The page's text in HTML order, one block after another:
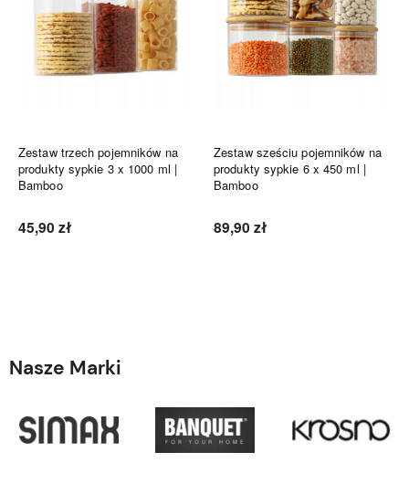
Zestaw trzech pojemników na
produkty sypkie 3 x 1000 ml |
Bamboo
45,90 zł
Zestaw sześciu pojemników na
produkty sypkie 6 x 450 ml |
Bamboo
89,90 zł
Nasze Marki